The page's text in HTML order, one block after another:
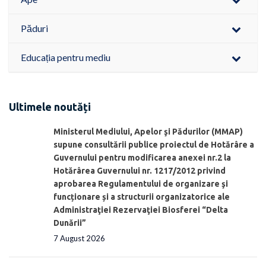
Păduri
Educația pentru mediu
Ultimele noutăți
Ministerul Mediului, Apelor şi Pădurilor (MMAP)
supune consultării publice proiectul de Hotărâre a
Guvernului pentru modificarea anexei nr.2 la
Hotărârea Guvernului nr. 1217/2012 privind
aprobarea Regulamentului de organizare şi
funcționare și a structurii organizatorice ale
Administraţiei Rezervaţiei Biosferei “Delta
Dunării”
7 August 2026